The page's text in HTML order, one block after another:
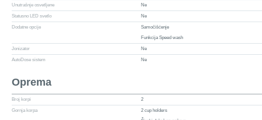
Unutrašnje osvetljene Ne
Statusno LED svetlo Ne
Dodatne opcije
Samočišćenje
Funkcija Speed wash
Jonizator Ne
AutoDose sistem Ne
Oprema
Broj korpi 2
Gornja korpa
2 cup holders